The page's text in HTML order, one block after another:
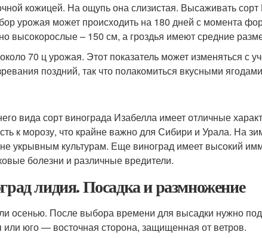
кожицей. На ощупь она слизистая. Высаживать
урожая может происходить на 180 дней с момента
высокорослые – 150 см, а гроздья имеют средние
70 ц урожая. Этот показатель может изменяться с
поздний, так что полакомиться вкусными
вида сорт винограда Изабелла имеет отличные
к морозу, что крайне важно для Сибири и Урала. На
не укрывным культурам. Еще виноград имеет высокий
болезни и различные вредители.
лидия. Посадка и размножение
осенью. После выбора времени для высадки нужно
юго — восточная сторона, защищенная от ветров.